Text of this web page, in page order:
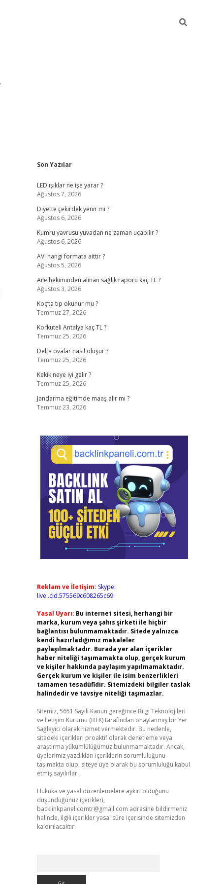
Sidebar
Son Yazılar
LED ışıklar ne işe yarar ?
Ağustos 7, 2026
Diyette çekirdek yenir mi ?
Ağustos 6, 2026
Kumru yavrusu yuvadan ne zaman uçabilir ?
Ağustos 6, 2026
AVI hangi formata aittir ?
Ağustos 5, 2026
Aile hekiminden alınan sağlık raporu kaç TL ?
Ağustos 3, 2026
Koç’ta tıp okunur mu ?
Temmuz 27, 2026
Korkuteli Antalya kaç TL ?
Temmuz 25, 2026
Delta ovalar nasıl oluşur ?
Temmuz 25, 2026
Kekik neye iyi gelir ?
Temmuz 25, 2026
Jandarma eğitimde maaş alır mı ?
Temmuz 23, 2026
Reklam ve İletişim: Skype:
live:.cid.575569c608265c69
Yasal Uyarı: Bu internet sitesi, herhangi bir
marka, kurum veya şahıs şirketi ile hiçbir
bağlantısı bulunmamaktadır. Sitede yalnızca
kendi hazırladığımız makaleler
paylaşılmaktadır. Burada yer alan içerikler
haber niteliği taşımamakta olup, gerçek kurum
ve kişiler hakkında paylaşım yapılmamaktadır.
Gerçek kurum ve kişiler ile isim benzerlikleri
tamamen tesadüfidir. Sitemizdeki bilgiler taslak
halindedir ve tavsiye niteliği taşımazlar.
Sitemiz, 5651 Sayılı Kanun gereğince Bilgi Teknolojileri
ve İletişim Kurumu (BTK) tarafından onaylanmış bir Yer
Sağlayıcı olarak hizmet vermektedir. Bu nedenle,
sitedeki içerikleri proaktif olarak denetleme veya
araştırma yükümlülüğümüz bulunmamaktadır. Ancak,
üyelerimiz yazdıkları içeriklerin sorumluluğunu
taşımakta olup, siteye üye olarak bu sorumluluğu kabul
etmiş sayılırlar.
Hukuka ve yasal düzenlemelere aykırı olduğunu
düşündüğünüz içerikleri,
backlinkpanelicomtr@gmail.com adresine bildirmeniz
halinde, ilgili içerikler yasal süre içerisinde sitemizden
kaldırılacaktır.